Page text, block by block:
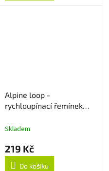
Alpine loop -
rychloupínací řemínek
Skladem
219 Kč
Do košíku